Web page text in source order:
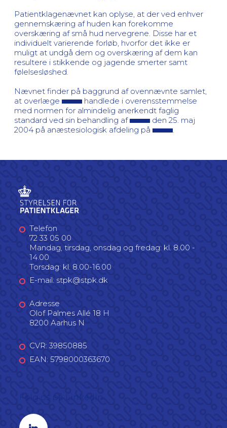
Patientklagenævnet kan oplyse, at der ved enhver
gennemskæring af huden kan forekomme
overskæring af små hud nervegrene. Disse har et
individuelt varierende forløb, hvorfor det ikke er
muligt at undgå dem og overskæring af dem kan
resultere i stikkende og jagende smerter samt
følelsesløshed.
Nævnet finder på baggrund af ovennævnte samlet,
at overlæge
handlede i overensstemmelse
med normen for almindelig anerkendt faglig
standard ved sin behandling af
den 25. maj
2004 på anæstesiologisk afdeling på
Telefon
72 33 05 00
Mandag, tirsdag, onsdag og fredag: kl. 8.00 -
14.00
Torsdag: kl. 8.00-16.00
E-mail: stpk@stpk.dk
Adresse
Olof Palmes Allé 18 H
8200 Aarhus N
CVR: 39850885
EAN: 5798000363670
Linkedin profil